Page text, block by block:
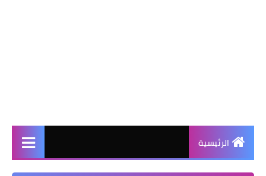
الرئيسية